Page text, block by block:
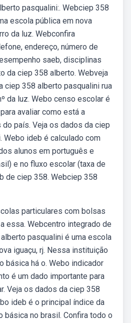
pasqualini:. Webciep 358
escola pública em nova
da luz. Webconfira
endereço, número de
saeb, disciplinas
da ciep 358 alberto. Webveja
ciep 358 alberto pasqualini rua
da luz. Webo censo escolar é
avaliar como está a
país. Veja os dados da ciep
Webo ideb é calculado com
alunos em português e
e no fluxo escolar (taxa de
de ciep 358. Webciep 358
particulares com bolsas
essa. Webcentro integrado de
pasqualini é uma escola
iguaçu, rj. Nessa instituição
básica há o. Webo indicador
é um dado importante para
Veja os dados da ciep 358
ideb é o principal índice da
básica no brasil. Confira todo o